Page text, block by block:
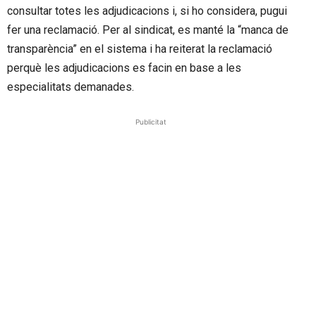
consultar totes les adjudicacions i, si ho considera, pugui
fer una reclamació. Per al sindicat, es manté la “manca de
transparència” en el sistema i ha reiterat la reclamació
perquè les adjudicacions es facin en base a les
especialitats demanades.
Publicitat